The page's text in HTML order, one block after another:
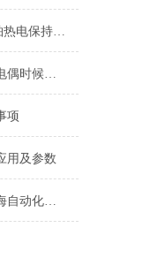
怎样使U型锅炉铂铑30铂热电保持状态的规则
安装气垫窑炉的铂铑热电偶时候注意哪几点？
项
用及参数
WRP-330铂铑热电偶​上海自动化仪表三厂